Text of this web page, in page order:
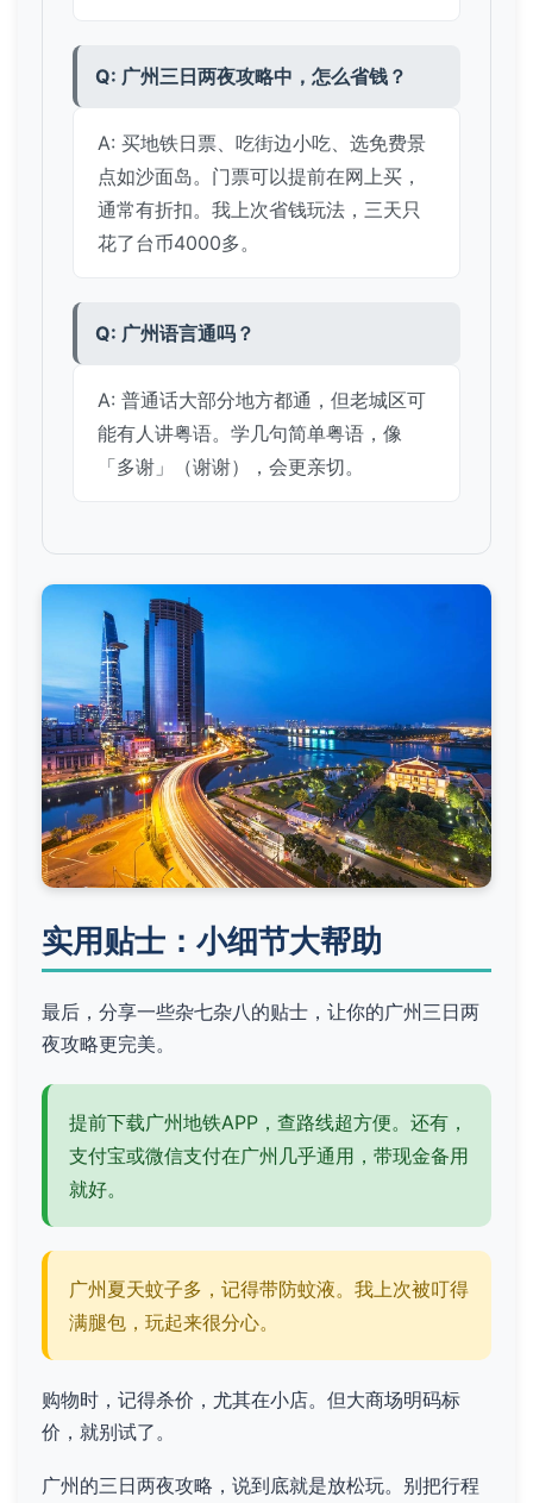
Q: 广州三日两夜攻略中，怎么省钱？
A: 买地铁日票、吃街边小吃、选免费景
点如沙面岛。门票可以提前在网上买，
通常有折扣。我上次省钱玩法，三天只
花了台币4000多。
Q: 广州语言通吗？
A: 普通话大部分地方都通，但老城区可
能有人讲粤语。学几句简单粤语，像
「多谢」（谢谢），会更亲切。
实用贴士：小细节大帮助
最后，分享一些杂七杂八的贴士，让你的广州三日两
夜攻略更完美。
提前下载广州地铁APP，查路线超方便。还有，
支付宝或微信支付在广州几乎通用，带现金备用
就好。
广州夏天蚊子多，记得带防蚊液。我上次被叮得
满腿包，玩起来很分心。
购物时，记得杀价，尤其在小店。但大商场明码标
价，就别试了。
广州的三日两夜攻略，说到底就是放松玩。别把行程